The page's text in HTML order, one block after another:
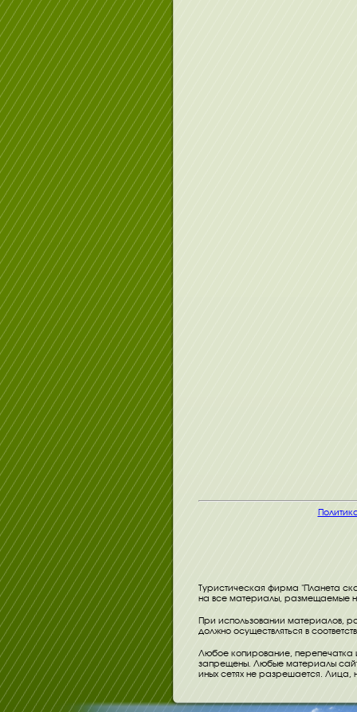
Туристическая фирма "Планета
на все материалы, размещаемые
При использовании материалов,
должно осуществляться в
Любое копирование,
запрещены. Любые материалы
иных сетях не разрешается. Лица,